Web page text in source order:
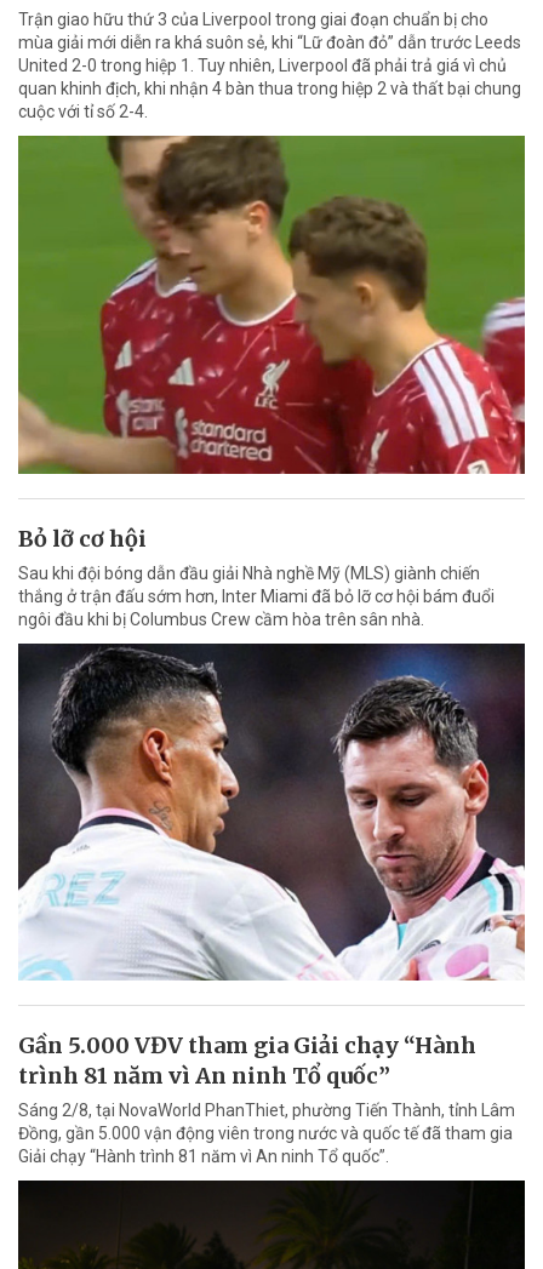
Trận giao hữu thứ 3 của Liverpool trong giai đoạn chuẩn bị cho
mùa giải mới diễn ra khá suôn sẻ, khi “Lữ đoàn đỏ” dẫn trước Leeds
United 2-0 trong hiệp 1. Tuy nhiên, Liverpool đã phải trả giá vì chủ
quan khinh địch, khi nhận 4 bàn thua trong hiệp 2 và thất bại chung
cuộc với tỉ số 2-4.
Bỏ lỡ cơ hội
Sau khi đội bóng dẫn đầu giải Nhà nghề Mỹ (MLS) giành chiến
thắng ở trận đấu sớm hơn, Inter Miami đã bỏ lỡ cơ hội bám đuổi
ngôi đầu khi bị Columbus Crew cầm hòa trên sân nhà.
Gần 5.000 VĐV tham gia Giải chạy “Hành
trình 81 năm vì An ninh Tổ quốc”
Sáng 2/8, tại NovaWorld PhanThiet, phường Tiến Thành, tỉnh Lâm
Đồng, gần 5.000 vận động viên trong nước và quốc tế đã tham gia
Giải chạy “Hành trình 81 năm vì An ninh Tổ quốc”.